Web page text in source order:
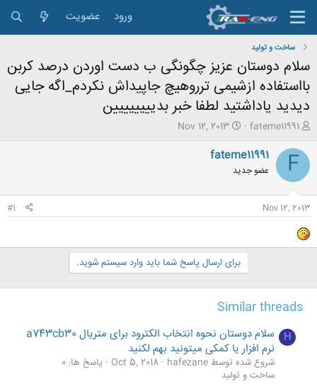
ورود عضویت
ساخت و تولید
سلام دوستان عزیز چگونگی ب دست اوردن درصد کربن
بااستفاده ازشیمی ترروهیچ جاپیداش نکردم_اگه جایی
دیدید یاداشتید لطفا خبر بدیییییییین
ش
و
ع
ک
ه
م
ع
fateme11991
ت
ر
Nov 12, 2013
F
fateme11991
عضو جدید
Nov 12, 2013
#1
برای ارسال پاسخ شما باید وارد سیستم شوید.
Similar threads
H
سلام دوستان نحوه انتخاب الکترود برای متریال a743cb30
نرم افزار یا کمکی میتونید بهم لکنید
شروع شده توسط hafezane Oct 5, 2018
پاسخ ها: 0
ساخت و تولید